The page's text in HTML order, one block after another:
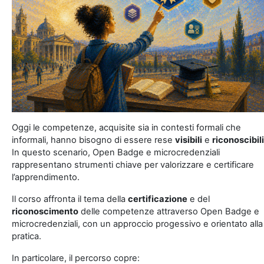
Oggi le competenze, acquisite sia in contesti formali che
informali, hanno bisogno di essere rese visibili e riconoscibili
In questo scenario, Open Badge e microcredenziali
rappresentano strumenti chiave per valorizzare e certificare
l’apprendimento.
Il corso affronta il tema della certificazione e del
riconoscimento delle competenze attraverso Open Badge e
microcredenziali, con un approccio progessivo e orientato alla
pratica.
In particolare, il percorso copre: